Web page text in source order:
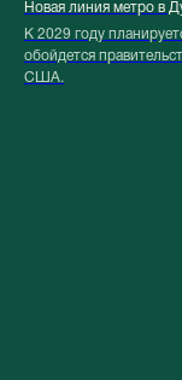
Новая линия метро в
К 2029 году
обойдется
США.